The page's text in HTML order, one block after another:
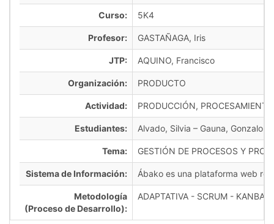
Curso: 5K4
Profesor: GASTAÑAGA, Iris
JTP: AQUINO, Francisco
Organización: PRODUCTO
Actividad: PRODUCCIÓN,
Estudiantes: Alvado, Silvia – Gauna, Gonzalo
Tema: GESTIÓN DE PROCESOS Y
Sistema de Información: Ábako es una plataforma web
Metodología
(Proceso de Desarrollo):
ADAPTATIVA - SCRUM - KANBAN